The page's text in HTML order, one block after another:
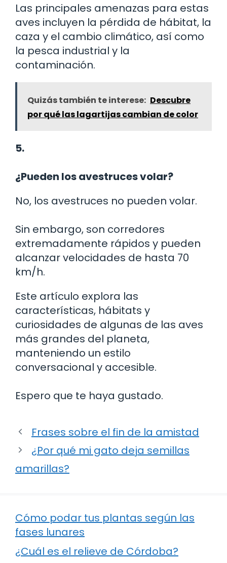
Las principales amenazas para estas
aves incluyen la pérdida de hábitat, la
caza y el cambio climático, así como
la pesca industrial y la
contaminación.
Quizás también te interese: Descubre
por qué las lagartijas cambian de color
5.
¿Pueden los avestruces volar?
No, los avestruces no pueden volar.
Sin embargo, son corredores
extremadamente rápidos y pueden
alcanzar velocidades de hasta 70
km/h.
Este artículo explora las
características, hábitats y
curiosidades de algunas de las aves
más grandes del planeta,
manteniendo un estilo
conversacional y accesible.
Espero que te haya gustado.
Frases sobre el fin de la amistad
¿Por qué mi gato deja semillas
amarillas?
Cómo podar tus plantas según las
fases lunares
¿Cuál es el relieve de Córdoba?